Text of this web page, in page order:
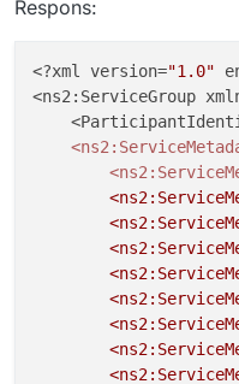
}
{
},
{
},
{
Respons:
<?xml version="1.0"
<ns2:ServiceGroup